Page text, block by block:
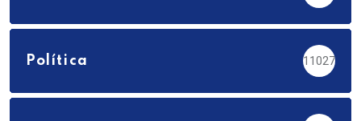
Política 11027